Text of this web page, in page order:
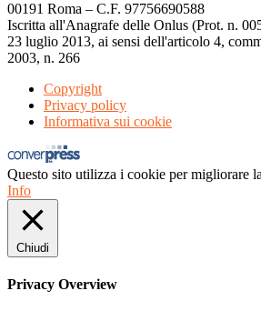
00191 Roma – C.F. 97756690588
Iscritta all'Anagrafe delle Onlus (Prot. n.
23 luglio 2013, ai sensi dell'articolo 4,
2003, n. 266
Copyright
Privacy policy
Informativa sui cookie
Questo sito utilizza i cookie per migliorare
Info
Chiudi
Privacy Overview